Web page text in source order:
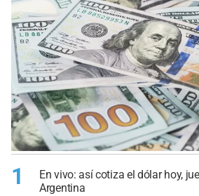
1
En vivo: así cotiza el dólar hoy,
Argentina